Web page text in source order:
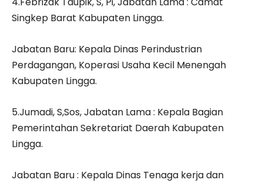
Singkep Barat Kabupaten Lingga.
Jabatan Baru: Kepala Dinas Perindustrian
Perdagangan, Koperasi Usaha Kecil Menengah
Kabupaten Lingga.
5.Jumadi, S,Sos, Jabatan Lama : Kepala Bagian
Pemerintahan Sekretariat Daerah Kabupaten
Lingga.
Jabatan Baru : Kepala Dinas Tenaga kerja dan